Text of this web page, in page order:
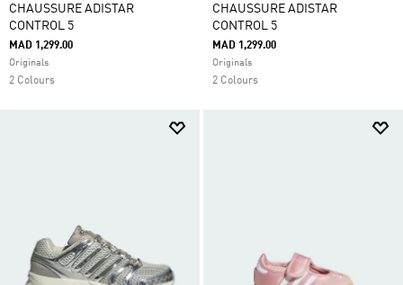
CHAUSSURE ADISTAR
CONTROL 5
MAD 1,299.00
Originals
2 Colours
CHAUSSURE ADISTAR
CONTROL 5
MAD 1,299.00
Originals
2 Colours